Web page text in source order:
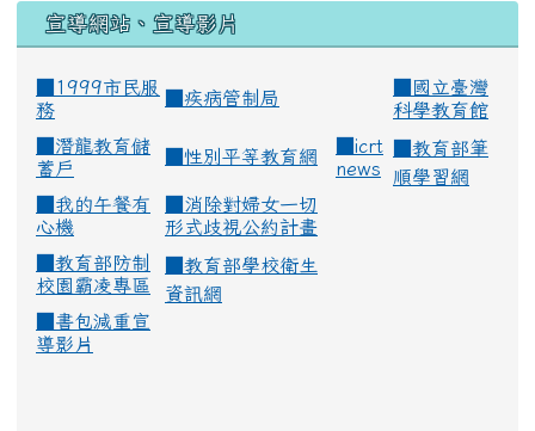
宣導網站、宣導影片
■1999市民服
務
疾病管制局
國立臺灣
科學教育館
潛龍教育儲
蓄戶
性別平等教育網
icrt
news
教育部筆
順學習網
我的午餐有
心機
消除對婦女一切
形式歧視公約計畫
教育部防制
校園霸凌專區
教育部學校衛生
資訊網
書包減重宣
導影片